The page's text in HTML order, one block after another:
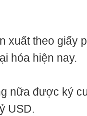
xuất theo giấy
hóa hiện nay.
nữa được ký
USD.